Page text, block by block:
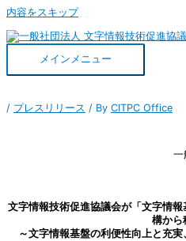
内容をスキップ
メインメニュー
/ プレスリリース / By CITPC Office
一
文字情報技術促進協議会が「文字情
構から
～文字情報基盤の利便性向上と充